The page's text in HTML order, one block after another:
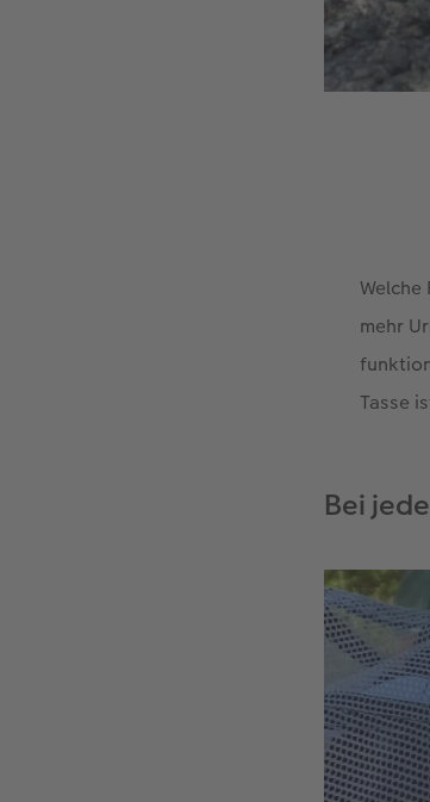
mehr
Tasse
Bei